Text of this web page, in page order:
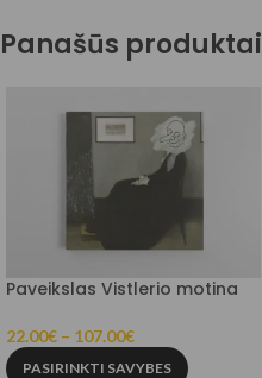
Panašūs produktai
Paveikslas Vistlerio motina
22.00€ – 107.00€
PASIRINKTI SAVYBES